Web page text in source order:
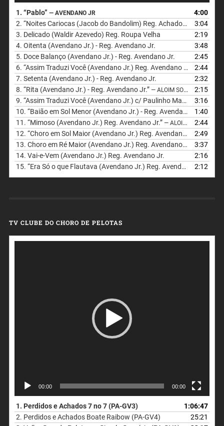
áudio
1. “Pablo” — AVENDANO JR
4:00
2. “Noites Cariocas (Jacob do Bandolim) Reg. Achados e Perdidos”
3:04
3. Delicado (Waldir Azevedo) Reg. Roupa Velha
2:19
4. Oitenta (Avendano Jr.) - Reg. Avendano Jr.
3:48
5. Doce Balanço (Avendano Jr.) - Reg. Avendano Jr.
2:45
6. “Assim Traduzi Você (Avendano Jr.) Reg. Avendano Jr.” — ALOIM
2:44
7. Setenta (Avendano Jr.) - Reg. Avendano Jr.
2:32
8. “Rita (Avendano Jr.) - Reg. Avendano Jr.” — ALOIM SOARES/ROBERVAL/NOGUEIRA/ZEZINHO DO PANDEIRO
2:15
9. “Assim Traduzi Você (Avendano Jr.) c/ Paulinho Martins” — PA-G/
3:16
10. “Baião em Sol Menor (Avendano Jr.) - Reg. Avendano Jr.” —
1:40
11. “Mimoso (Avendano Jr.) Reg. Avendano Jr.” — ALOIM SOARES/ROBERVAL/NOGUEIRA/ZEZINHO DO PANDEIRO
2:44
12. “Choro em Sol Maior (Avendano Jr.) Reg. Avendano Jr.” — ALOIM
2:49
13. Choro em Ré Maior (Avendano Jr.) Reg. Avendano Jr.
3:37
14. Vai-e-Vem (Avendano Jr.) Reg. Avendano Jr.
2:16
15. “Era Só o que Flautava (Avendano Jr.) Reg. Avendano Jr.” —
2:12
TV CLUBE DO CHORO DE PELOTAS
00:00 00:00
1. Perdidos e Achados 7 no 7 (PA-GV3)
1:06:47
2. Perdidos e Achados Boate Raibow (PA-GV4)
25:21